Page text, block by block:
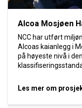
Alcoa Mosjøen
NCC har utført
Alcoas kaianlegg i
på høyeste nivå i
Les mer om